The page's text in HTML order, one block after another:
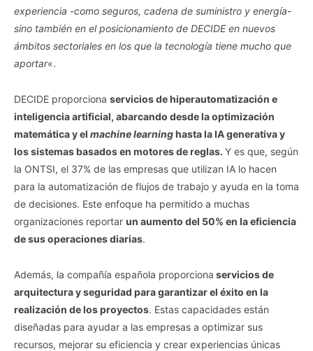
experiencia -como seguros, cadena de suministro y energía-
sino también en el posicionamiento de DECIDE en nuevos
ámbitos sectoriales en los que la tecnología tiene mucho que
aportar«.
DECIDE proporciona servicios de hiperautomatización e
inteligencia artificial, abarcando desde la optimización
matemática y el machine learninghasta la IA generativa y
los sistemas basados en motores de reglas. Y es que, según
la ONTSI, el 37% de las empresas que utilizan IA lo hacen
para la automatización de flujos de trabajo y ayuda en la toma
de decisiones. Este enfoque ha permitido a muchas
organizaciones reportar un aumento del 50% en la eficiencia
de sus operaciones diarias.
Además, la compañía española proporciona servicios de
arquitectura y seguridad para garantizar el éxito en la
realización de los proyectos. Estas capacidades están
diseñadas para ayudar a las empresas a optimizar sus
recursos, mejorar su eficiencia y crear experiencias únicas